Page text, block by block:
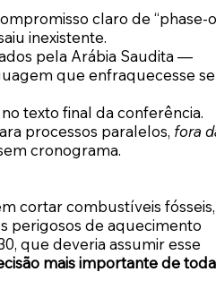
claro de “phase-
inexistente.
pela Arábia Saudita —
que enfraquecesse
texto final da conferência.
processos paralelos, fora
cronograma.
cortar combustíveis
perigosos de aquecimento
que deveria assumir esse
mais importante de